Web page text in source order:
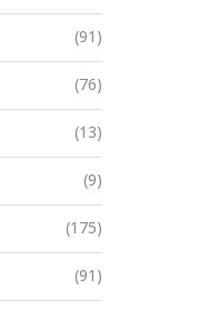
(91)
(76)
(13)
(9)
(175)
(91)